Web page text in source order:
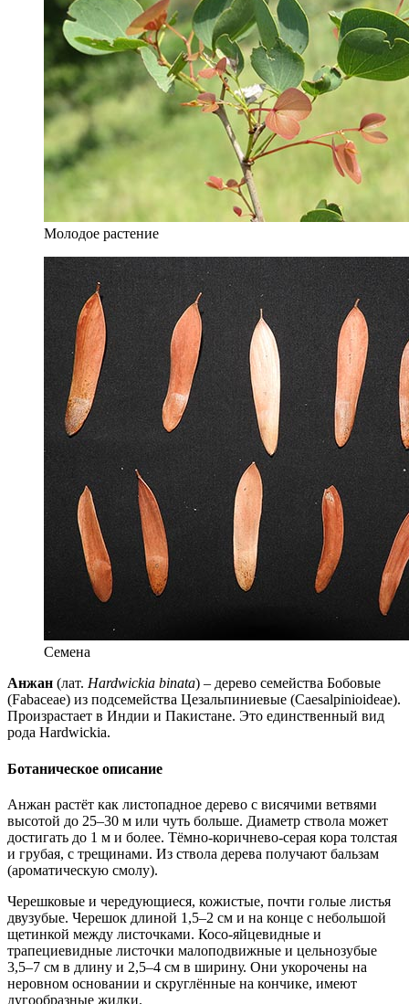
Молодое растение
Семена
Анжан (лат. Hardwickia binata) – дерево семейства Бобовые
(Fabaceae) из подсемейства Цезальпиниевые (Caesalpinioideae).
Произрастает в Индии и Пакистане. Это единственный вид
рода Hardwickia.
Ботаническое описание
Анжан растёт как листопадное дерево с висячими ветвями
высотой до 25–30 м или чуть больше. Диаметр ствола может
достигать до 1 м и более. Тёмно-коричнево-серая кора толстая
и грубая, с трещинами. Из ствола дерева получают бальзам
(ароматическую смолу).
Черешковые и чередующиеся, кожистые, почти голые листья
двузубые. Черешок длиной 1,5–2 см и на конце с небольшой
щетинкой между листочками. Косо-яйцевидные и
трапециевидные листочки малоподвижные и цельнозубые
3,5–7 см в длину и 2,5–4 см в ширину. Они укорочены на
неровном основании и скруглённые на кончике, имеют
дугообразные жилки.